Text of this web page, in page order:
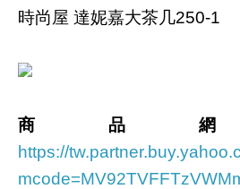
時尚屋 達妮嘉大茶几250-1
商品
https://